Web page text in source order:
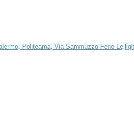
Politeama, Via Sammuzzo Ferie